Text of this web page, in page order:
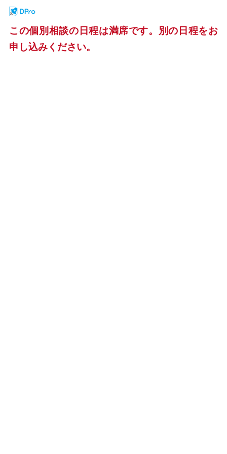
この個別相談の日程は満席です。別の日程をお
申し込みください。